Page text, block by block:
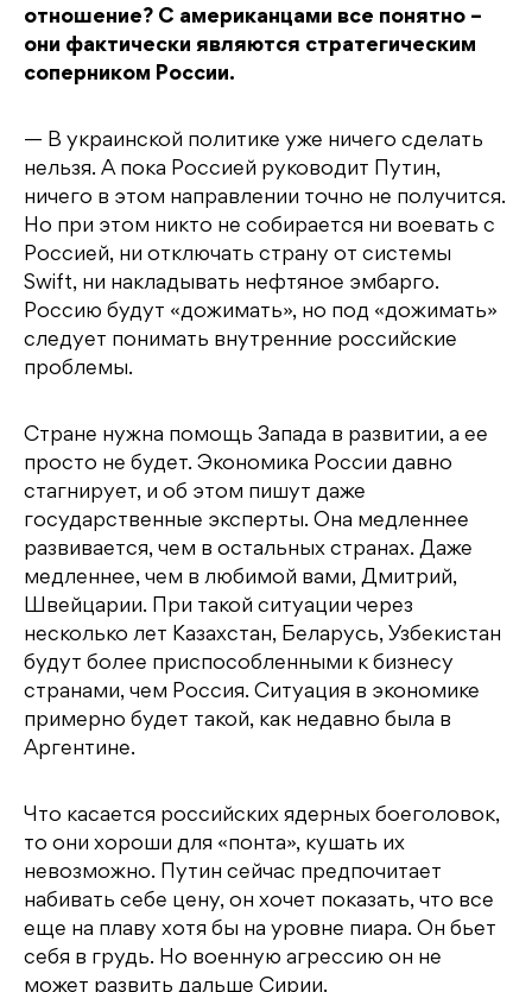
отношение? С американцами все понятно –
они фактически являются стратегическим
соперником России.
— В украинской политике уже ничего сделать
нельзя. А пока Россией руководит Путин,
ничего в этом направлении точно не получится.
Но при этом никто не собирается ни воевать с
Россией, ни отключать страну от системы
Swift, ни накладывать нефтяное эмбарго.
Россию будут «дожимать», но под «дожимать»
следует понимать внутренние российские
проблемы.
Стране нужна помощь Запада в развитии, а ее
просто не будет. Экономика России давно
стагнирует, и об этом пишут даже
государственные эксперты. Она медленнее
развивается, чем в остальных странах. Даже
медленнее, чем в любимой вами, Дмитрий,
Швейцарии. При такой ситуации через
несколько лет Казахстан, Беларусь, Узбекистан
будут более приспособленными к бизнесу
странами, чем Россия. Ситуация в экономике
примерно будет такой, как недавно была в
Аргентине.
Что касается российских ядерных боеголовок,
то они хороши для «понта», кушать их
невозможно. Путин сейчас предпочитает
набивать себе цену, он хочет показать, что все
еще на плаву хотя бы на уровне пиара. Он бьет
себя в грудь. Но военную агрессию он не
может развить дальше Сирии.